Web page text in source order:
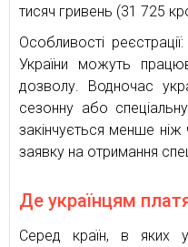
тисяч гривень (31 725
Особливості
України можуть
дозволу. Водночас
сезонну або
закінчується менше
заявку на отримання
Де українцям
Серед країн, в яких